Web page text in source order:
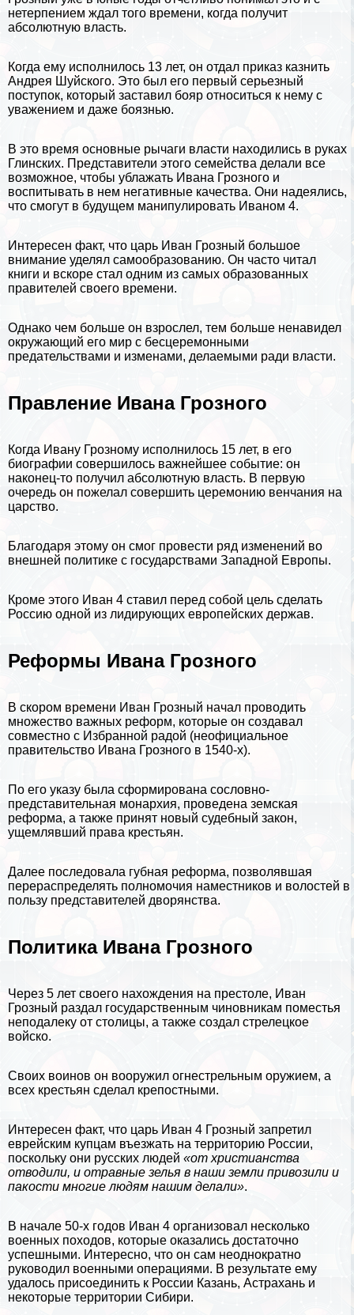
нетерпением ждал того времени, когда получит
абсолютную власть.
Когда ему исполнилось 13 лет, он отдал приказ казнить
Андрея Шуйского. Это был его первый серьезный
поступок, который заставил бояр относиться к нему с
уважением и даже боязнью.
В это время основные рычаги власти находились в руках
Глинских. Представители этого семейства делали все
возможное, чтобы ублажать Ивана Грозного и
воспитывать в нем негативные качества. Они надеялись,
что смогут в будущем манипулировать Иваном 4.
Интересен факт, что царь Иван Грозный большое
внимание уделял самообразованию. Он часто читал
книги и вскоре стал одним из самых образованных
правителей своего времени.
Однако чем больше он взрослел, тем больше ненавидел
окружающий его мир с бесцеремонными
предательствами и изменами, делаемыми ради власти.
Правление Ивана Грозного
Когда Ивану Грозному исполнилось 15 лет, в его
биографии совершилось важнейшее событие: он
наконец-то получил абсолютную власть. В первую
очередь он пожелал совершить церемонию венчания на
царство.
Благодаря этому он смог провести ряд изменений во
внешней политике с государствами Западной Европы.
Кроме этого Иван 4 ставил перед собой цель сделать
Россию одной из лидирующих европейских держав.
Реформы Ивана Грозного
В скором времени Иван Грозный начал проводить
множество важных реформ, которые он создавал
совместно с Избранной радой (неофициальное
правительство Ивана Грозного в 1540-х).
По его указу была сформирована сословно-
представительная монархия, проведена земская
реформа, а также принят новый судебный закон,
ущемлявший права крестьян.
Далее последовала губная реформа, позволявшая
перераспределять полномочия наместников и волостей в
пользу представителей дворянства.
Политика Ивана Грозного
Через 5 лет своего нахождения на престоле, Иван
Грозный раздал государственным чиновникам поместья
неподалеку от столицы, а также создал стрелецкое
войско.
Своих воинов он вооружил огнестрельным оружием, а
всех крестьян сделал крепостными.
Интересен факт, что царь Иван 4 Грозный запретил
еврейским купцам въезжать на территорию России,
поскольку они русских людей «от христианства
отводили, и отравные зелья в наши земли привозили и
пакости многие людям нашим делали».
В начале 50-х годов Иван 4 организовал несколько
военных походов, которые оказались достаточно
успешными. Интересно, что он сам неоднократно
руководил военными операциями. В результате ему
удалось присоединить к России Казань, Астpaxaнь и
некоторые территории Сибири.